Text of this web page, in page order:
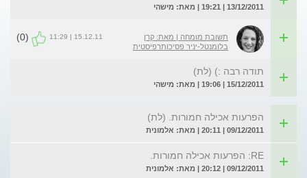
13/12/2011 | 19:21 | מאת: מישהי
תשובת מומחה | מאת: קרן
בלומנטל-יניר פסיכותרפיסטית
15.12.11 | 11:29
(0)
תודה רבה :) (לת)
15/12/2011 | 19:06 | מאת: מישהי
הפרעות אכילה חמורות. (לת)
09/12/2011 | 20:11 | מאת: אלמונית
RE: הפרעות אכילה חמורות.
09/12/2011 | 20:12 | מאת: אלמונית